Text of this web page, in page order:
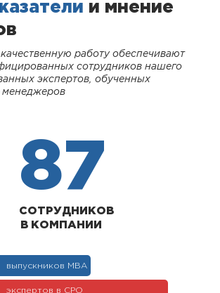
и мнение
работу обеспечивают
сотрудников нашего
экспертов, обученных
менеджеров
87
СОТРУДНИКОВ
В КОМПАНИИ
выпускников МВА
экспертов в СРО